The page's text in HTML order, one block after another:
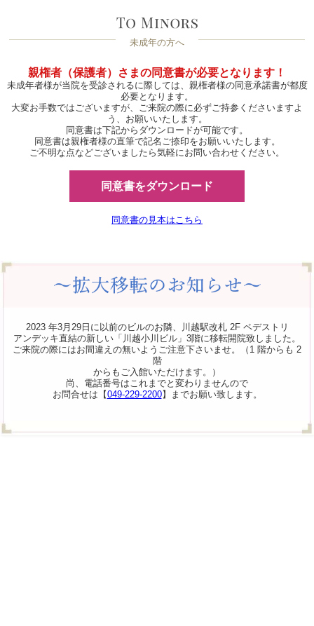
未成年の方へ
親権者（保護者）さまの同意書が必要となります！
未成年者様が当院を受診されるに際しては、親権者様の同意承諾書が都度
必要となります。
大変お手数ではございますが、ご来院の際に必ずご持参くださいますよ
う、お願いいたします。
同意書は下記からダウンロードが可能です。
同意書は親権者様の直筆で記名ご捺印をお願いいたします。
ご不明な点などございましたら気軽にお問い合わせください。
同意書をダウンロード
同意書の見本はこちら
2023 年3月29日に以前のビルのお隣、川越駅改札 2F ペデストリ
アンデッキ直結の新しい「川越小川ビル」3階に移転開院致しました。
ご来院の際にはお間違えの無いようご注意下さいませ。（1 階からも 2
階
からもご入館いただけます。）
尚、電話番号はこれまでと変わりませんので
お問合せは【049-229-2200】までお願い致します。